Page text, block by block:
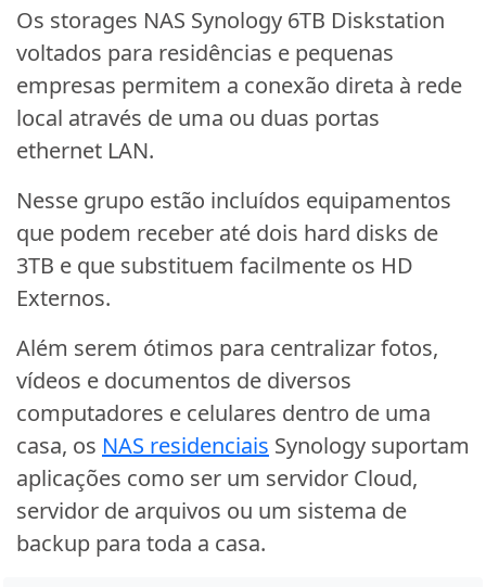
Os storages NAS Synology 6TB Diskstation
voltados para residências e pequenas
empresas permitem a conexão direta à rede
local através de uma ou duas portas
ethernet LAN.
Nesse grupo estão incluídos equipamentos
que podem receber até dois hard disks de
3TB e que substituem facilmente os HD
Externos.
Além serem ótimos para centralizar fotos,
vídeos e documentos de diversos
computadores e celulares dentro de uma
casa, os NAS residenciais Synology suportam
aplicações como ser um servidor Cloud,
servidor de arquivos ou um sistema de
backup para toda a casa.